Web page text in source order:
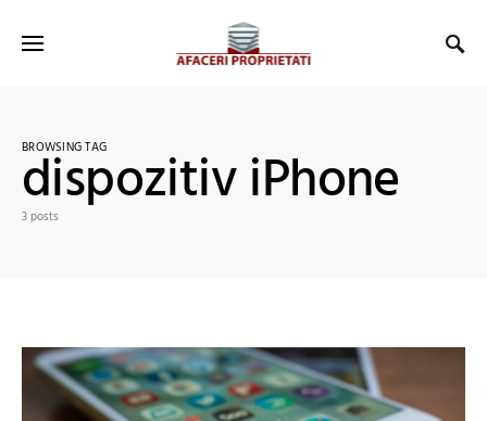
BROWSING TAG
dispozitiv iPhone
3 posts